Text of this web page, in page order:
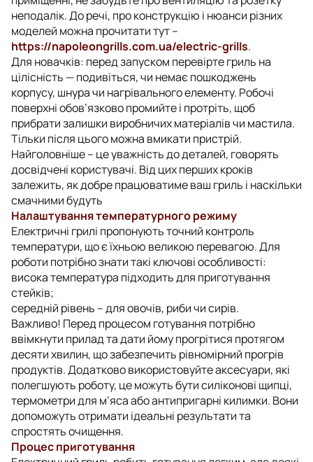
неподалік. До речі, про конструкцію і нюанси різних
моделей можна прочитати тут –
https://napoleongrills.com.ua/electric-grills.
Для новачків: перед запуском перевірте гриль на
цілісність — подивіться, чи немає пошкоджень
корпусу, шнура чи нагрівального елементу. Робочі
поверхні обов’язково промийте і протріть, щоб
прибрати залишки виробничих матеріалів чи мастила.
Тільки після цього можна вмикати пристрій.
Найголовніше – це уважність до деталей, говорять
досвідчені користувачі. Від цих перших кроків
залежить, як добре працюватиме ваш гриль і наскільки
смачними будуть
Налаштування температурного режиму
Електричні грилі пропонують точний контроль
температури, що є їхньою великою перевагою. Для
роботи потрібно знати такі ключові особливості:
висока температура підходить для приготування
стейків;
середній рівень – для овочів, риби чи сирів.
Важливо! Перед процесом готування потрібно
ввімкнути прилад та дати йому прогрітися протягом
десяти хвилин, що забезпечить рівномірний прогрів
продуктів. Додатково використовуйте аксесуари, які
полегшують роботу, це можуть бути силіконові щипці,
термометри для м’яса або антипригарні килимки. Вони
допоможуть отримати ідеальні результати та
спростять очищення.
Процес приготування